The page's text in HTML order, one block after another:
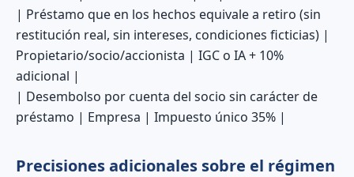
| Préstamo que en los hechos equivale a retiro (sin
restitución real, sin intereses, condiciones ficticias) |
Propietario/socio/accionista | IGC o IA + 10%
adicional |
| Desembolso por cuenta del socio sin carácter de
préstamo | Empresa | Impuesto único 35% |
Precisiones adicionales sobre el régimen